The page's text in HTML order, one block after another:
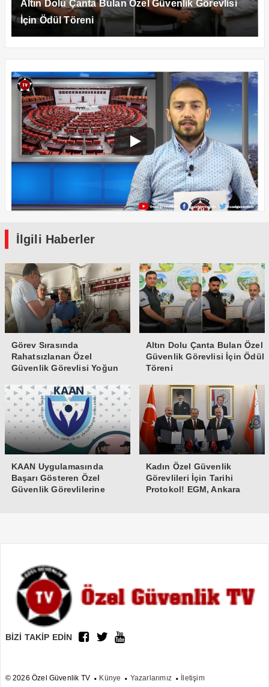
Altın Dolu Çanta Bulan Özel Güvenlik Görevlisi
İçin Ödül Töreni
İlgili Haberler
Görev Sırasında
Rahatsızlanan Özel
Güvenlik Görevlisi Yoğun
Altın Dolu Çanta Bulan Özel
Güvenlik Görevlisi İçin Ödül
Töreni
KAAN Uygulamasında
Başarı Gösteren Özel
Güvenlik Görevlilerine
Kadın Özel Güvenlik
Görevlileri İçin Tarihi
Protokol! EGM, Ankara
BİZİ TAKİP EDİN
© 2026 Özel Güvenlik TV Künye Yazarlarımız İletişim